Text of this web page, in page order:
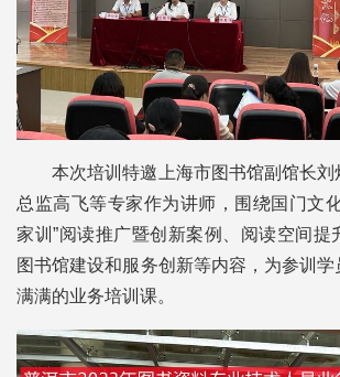
本次培训特邀上海市图书馆副馆长
总监高飞等专家作为讲师，围绕国门文
家训”阅读推广暨创新案例、阅读空间提
图书馆建设和服务创新等内容，为参训
满满的业务培训课。